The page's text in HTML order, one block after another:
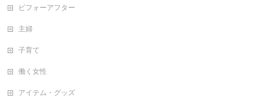
ビフォーアフター
主婦
子育て
働く女性
アイテム・グッズ